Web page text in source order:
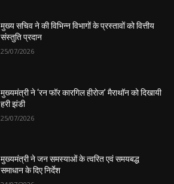
मुख्य सचिव ने की विभिन्न विभागों के प्रस्तावों को वित्तीय
संस्तुति प्रदान
25/07/2026
मुख्यमंत्री ने ‘रन फॉर कारगिल हीरोज’ मैराथॉन को दिखायी
हरी झंडी
25/07/2026
मुख्यमंत्री ने जन समस्याओं के त्वरित एवं समयबद्ध
समाधान के दिए निर्देश